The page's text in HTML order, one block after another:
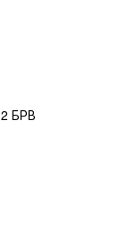
БРВ